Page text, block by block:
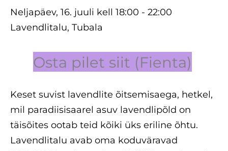
Neljapäev, 16. juuli kell 18:00 - 22:00
Lavendlitalu, Tubala
Osta pilet siit (Fienta)
Keset suvist lavendlite õitsemisaega, hetkel,
mil paradiisisaarel asuv lavendlipõld on
täisõites ootab teid kõiki üks eriline õhtu.
Lavendlitalu avab oma koduväravad